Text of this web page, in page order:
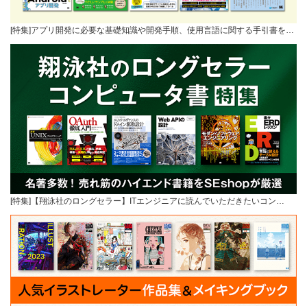
[特集]アプリ開発に必要な基礎知識や開発手順、使用言語に関する手引書を…
[特集]【翔泳社のロングセラー】ITエンジニアに読んでいただきたいコン…